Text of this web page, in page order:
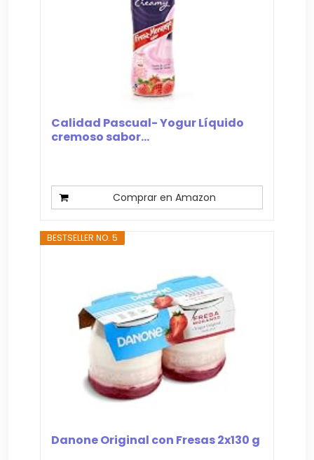
Calidad Pascual- Yogur Líquido
cremoso sabor...
Comprar en Amazon
BESTSELLER NO. 5
Danone Original con Fresas 2x130 g